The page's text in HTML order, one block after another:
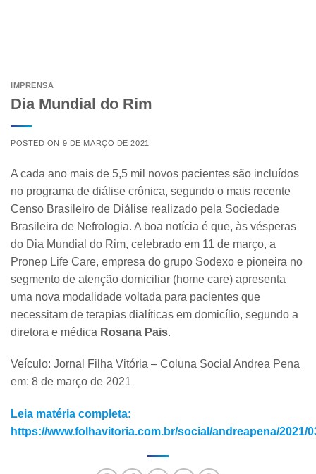
IMPRENSA
Dia Mundial do Rim
POSTED ON 9 DE MARÇO DE 2021
A cada ano mais de 5,5 mil novos pacientes são incluídos
no programa de diálise crônica, segundo o mais recente
Censo Brasileiro de Diálise realizado pela Sociedade
Brasileira de Nefrologia. A boa notícia é que, às vésperas
do Dia Mundial do Rim, celebrado em 11 de março, a
Pronep Life Care, empresa do grupo Sodexo e pioneira no
segmento de atenção domiciliar (home care) apresenta
uma nova modalidade voltada para pacientes que
necessitam de terapias dialíticas em domicílio, segundo a
diretora e médica Rosana Pais.
Veículo: Jornal Filha Vitória – Coluna Social Andrea Pena
em: 8 de março de 2021
Leia matéria completa:
https://www.folhavitoria.com.br/social/andreapena/2021/